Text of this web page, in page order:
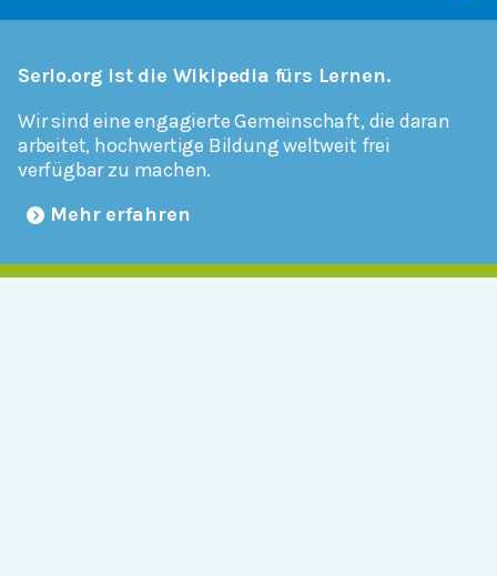
Serlo.org ist die Wikipedia fürs Lernen.
Wir sind eine engagierte Gemeinschaft, die daran
arbeitet, hochwertige Bildung weltweit frei
verfügbar zu machen.
Mehr erfahren